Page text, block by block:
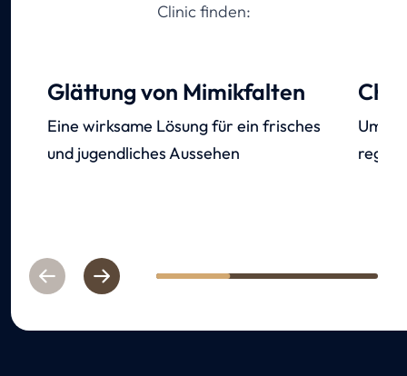
Clinic finden:
Glättung von Mimikfalten
Eine wirksame Lösung für ein frisches
und jugendliches Aussehen
PreviousNext 1 2 3